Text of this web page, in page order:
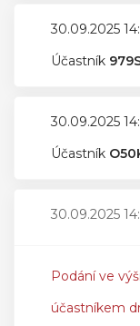
30.09.2025
Účastník
30.09.2025
Účastník
30.09.2025
Podání ve
účastníkem